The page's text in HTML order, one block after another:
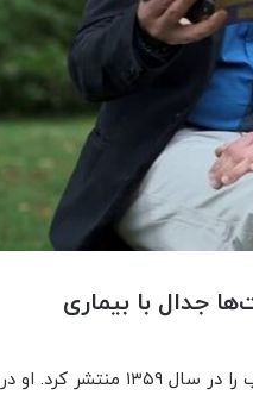
جدال با بیماری
، عباس معروفی نخستین مجومه داستان خود با نام روبه‌روی آفتاب را در سال ۱۳۵۹ منتشر کرد. او در